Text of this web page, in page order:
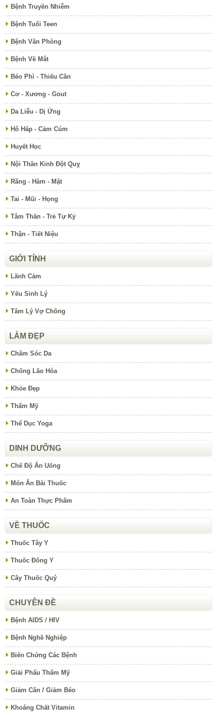
Bệnh Truyền Nhiễm
Bệnh Tuổi Teen
Bệnh Văn Phòng
Bệnh Về Mắt
Béo Phì - Thiếu Cân
Cơ - Xương - Gout
Da Liễu - Dị Ứng
Hô Hấp - Cảm Cúm
Huyết Học
Nội Thần Kinh Đột Quỵ
Răng - Hàm - Mặt
Tai - Mũi - Họng
Tâm Thần - Trẻ Tự Kỷ
Thận - Tiết Niệu
GIỚI TÍNH
Lãnh Cảm
Yếu Sinh Lý
Tâm Lý Vợ Chồng
LÀM ĐẸP
Chăm Sóc Da
Chống Lão Hóa
Khỏe Đẹp
Thẩm Mỹ
Thể Dục Yoga
DINH DƯỠNG
Chế Độ Ăn Uống
Món Ăn Bài Thuốc
An Toàn Thực Phẩm
VỀ THUỐC
Thuốc Tây Y
Thuốc Đông Y
Cây Thuốc Quý
CHUYÊN ĐỀ
Bệnh AIDS / HIV
Bệnh Nghề Nghiệp
Biến Chứng Các Bệnh
Giải Phẩu Thẩm Mỹ
Giảm Cân / Giảm Béo
Khoáng Chất Vitamin